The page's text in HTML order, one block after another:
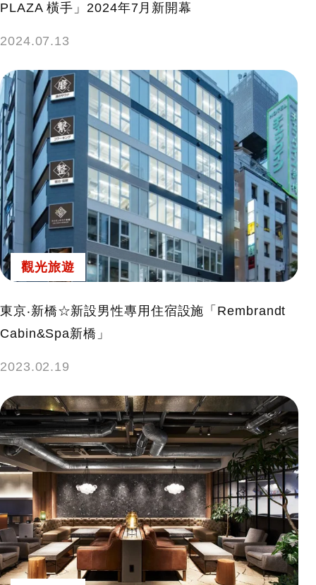
PLAZA 橫手」2024年7月新開幕
2024.07.13
觀光旅遊
東京‧新橋☆新設男性專用住宿設施「Rembrandt
Cabin&Spa新橋」
2023.02.19